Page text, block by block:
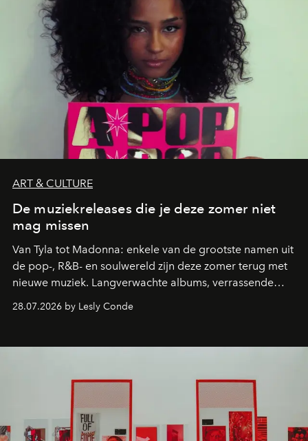
ART & CULTURE
De muziekreleases die je deze zomer niet
mag missen
Van Tyla tot Madonna: enkele van de grootste namen uit
de pop-, R&B- en soulwereld zijn deze zomer terug met
nieuwe muziek. Langverwachte albums, verrassende
comebacks en veelbelovende nieuwe projecten: dit zijn
de releases die je niet mag missen.
28.07.2026 by Lesly Conde